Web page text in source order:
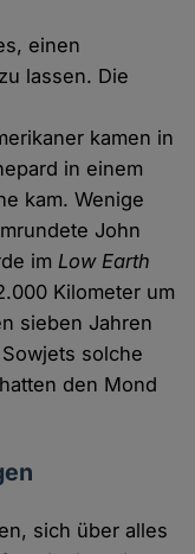
einen
lassen. Die
kamen in
in einem
kam. Wenige
John
imLow Earth
Kilometer um
sieben Jahren
solche
den Mond
sich über alles